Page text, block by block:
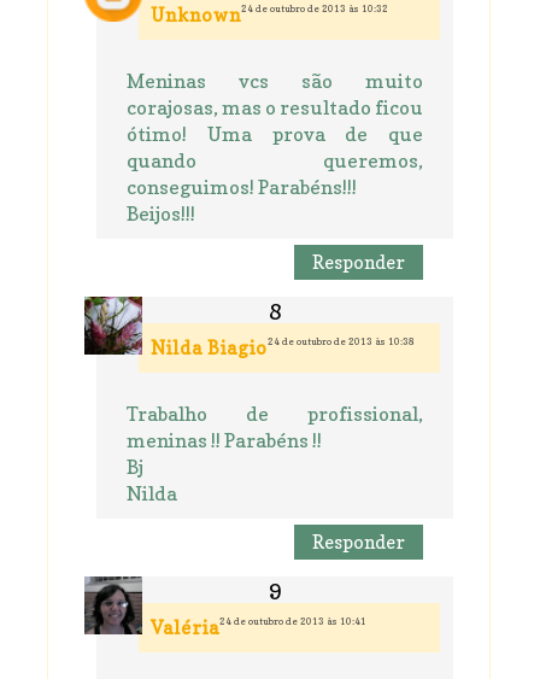
Unknown24 de outubro de 2013 às 10:32
Meninas vcs são muito
corajosas, mas o resultado ficou
ótimo! Uma prova de que
quando queremos,
conseguimos! Parabéns!!!
Beijos!!!
Responder
Nilda Biagio24 de outubro de 2013 às 10:38
Trabalho de profissional,
meninas !! Parabéns !!
Bj
Nilda
Responder
Valéria24 de outubro de 2013 às 10:41